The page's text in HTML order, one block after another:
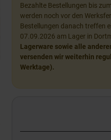
Bezahlte Bestellungen bis
werden noch vor den
Bestellungen danach treffen
07.09.2026 am Lager in
Lagerware sowie alle
versenden wir weiterhin
Werktage).